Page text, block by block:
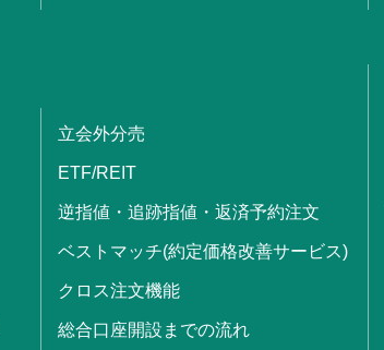
立会外分売
ETF/REIT
逆指値・追跡指値・返済予約注文
ベストマッチ(約定価格改善サービス)
クロス注文機能
総合口座開設までの流れ